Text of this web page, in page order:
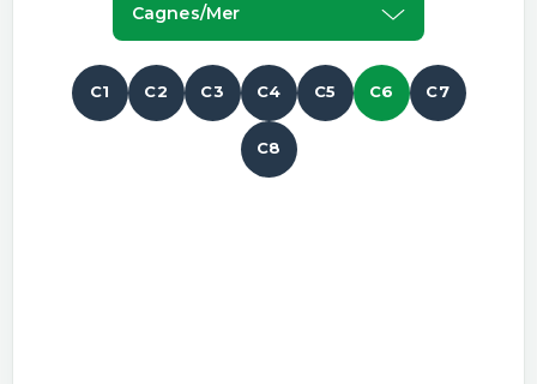
Cagnes/mer
C1 C2 C3 C4 C5 C6 C7
C8